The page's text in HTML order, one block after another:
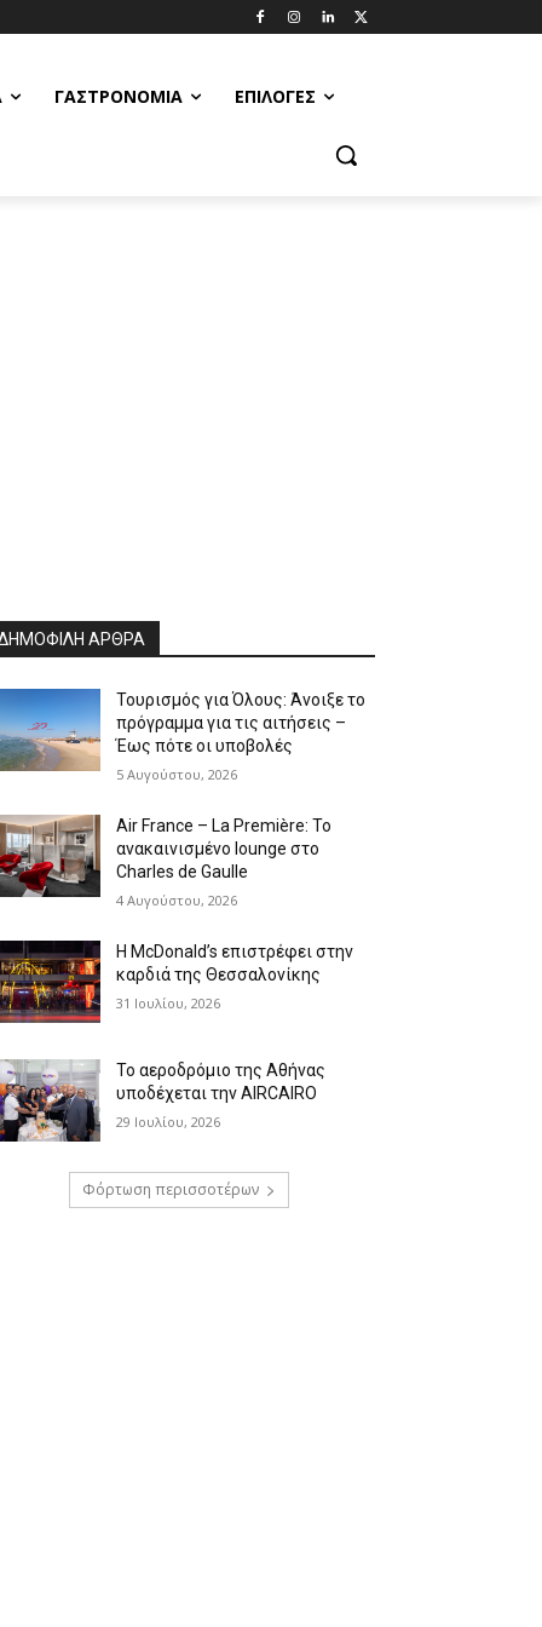
ΓΑΣΤΡΟΝΟΜΊΑ ΕΠΙΛΟΓΈΣ
ΑΡΘΡΑ
Τουρισμός για Όλους: Άνοιξε το
πρόγραμμα για τις αιτήσεις –
Έως πότε οι υποβολές
5 Αυγούστου, 2026
Air France – La Première: Το
ανακαινισμένο lounge στο
Charles de Gaulle
4 Αυγούστου, 2026
Η McDonald’s επιστρέφει στην
καρδιά της Θεσσαλονίκης
31 Ιουλίου, 2026
Το αεροδρόμιο της Αθήνας
υποδέχεται την AIRCAIRO
29 Ιουλίου, 2026
Φόρτωση περισσοτέρων